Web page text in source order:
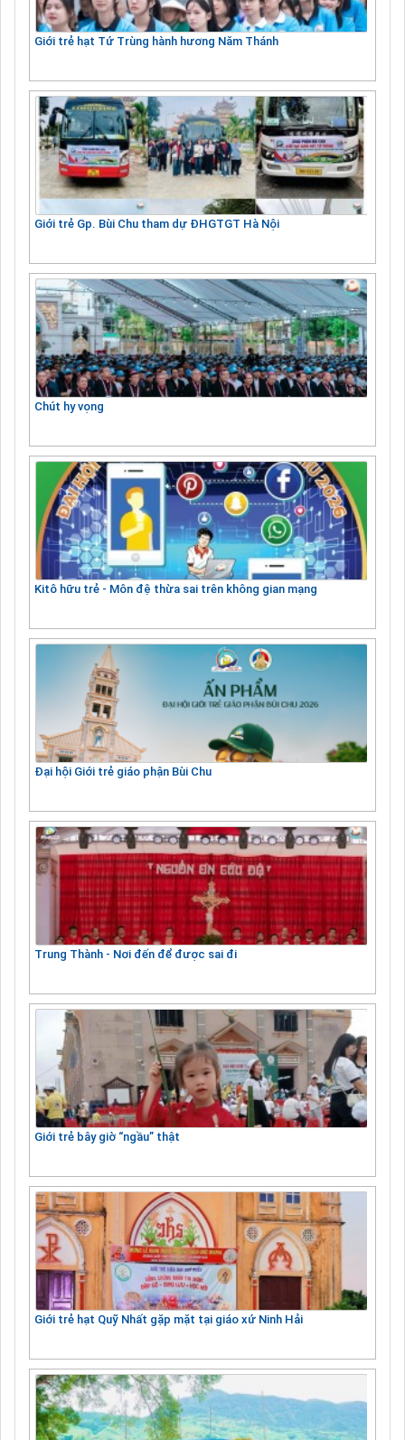
Giới trẻ hạt Tứ Trùng hành hương Năm Thánh
Giới trẻ Gp. Bùi Chu tham dự ĐHGTGT Hà Nội
Chút hy vọng
Kitô hữu trẻ - Môn đệ thừa sai trên không gian mạng
Đại hội Giới trẻ giáo phận Bùi Chu
Trung Thành - Nơi đến để được sai đi
Giới trẻ bây giờ “ngầu” thật
Giới trẻ hạt Quỹ Nhất gặp mặt tại giáo xứ Ninh Hải